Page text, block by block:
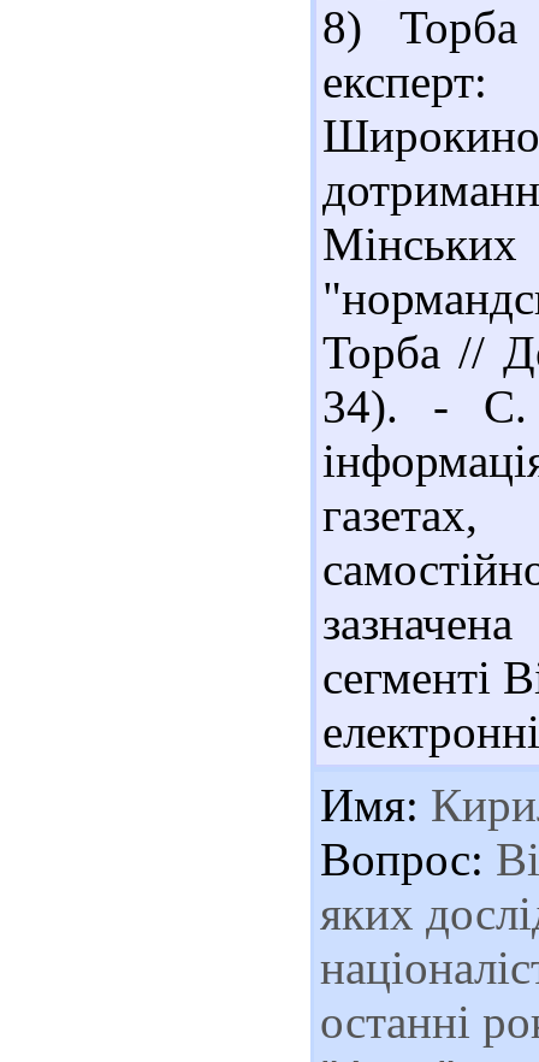
8) Торба
Торба //
34). - С.
сегменті
Имя:
Вопрос:
яких
останні